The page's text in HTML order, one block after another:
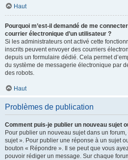
Haut
Pourquoi m’est-il demandé de me
courrier électronique d’un utilisateur ?
Si les administrateurs ont activé cette
inscrits peuvent envoyer des courriers
depuis un formulaire dédié. Cela permet
du système de messagerie électronique par
des robots.
Haut
Problèmes de publication
Comment puis-je publier un nouveau sujet
Pour publier un nouveau sujet dans un
sujet ». Pour publier une réponse à un sujet
bouton « Répondre ». Il se peut que vous
pouvoir rédiger un message. Sur chaque